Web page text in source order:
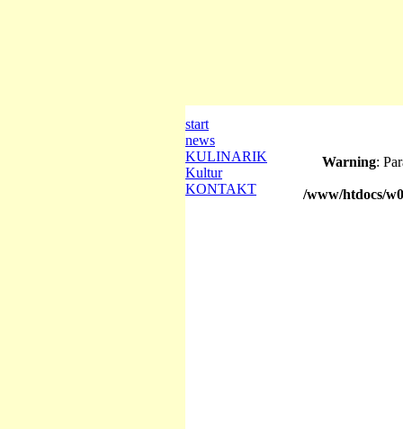
Warning:
/www/htdocs/
start
news
KULINARIK
Kultur
KONTAKT